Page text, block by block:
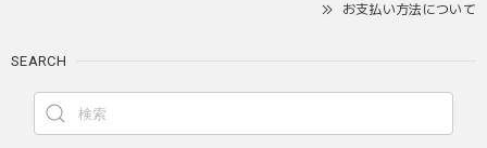
お支払い方法について
SEARCH